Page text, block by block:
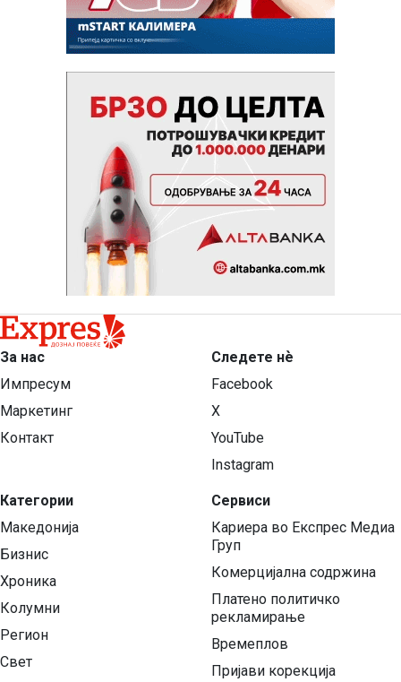
За нас
Импресум
Маркетинг
Контакт
Категории
Македонија
Бизнис
Хроника
Колумни
Регион
Свет
Следете нѐ
Facebook
X
YouTube
Instagram
Сервиси
Кариера во Експрес Медиа
Груп
Комерцијална содржина
Платено политичко
рекламирање
Времеплов
Пријави корекција